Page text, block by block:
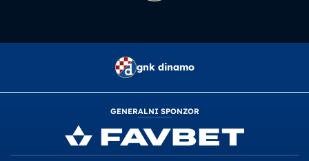
gnk dinamo
GENERALNI SPONZOR